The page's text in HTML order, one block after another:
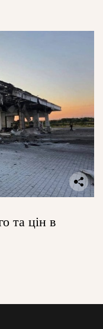
та цін в